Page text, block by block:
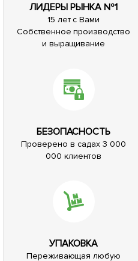
ЛИДЕРЫ РЫНКА №1
15 лет с Вами
Собственное производство
и выращивание
БЕЗОПАСНОСТЬ
Проверено в садах 3 000
000 клиентов
УПАКОВКА
Переживающая любую